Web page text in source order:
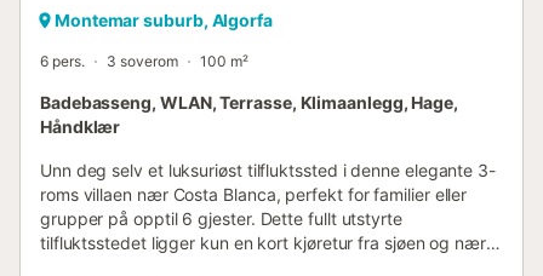
Montemar suburb, Algorfa
6 pers. 3 soverom 100 m²
Badebasseng, WLAN, Terrasse, Klimaanlegg, Hage,
Håndklær
Unn deg selv et luksuriøst tilfluktssted i denne elegante 3-
roms villaen nær Costa Blanca, perfekt for familier eller
grupper på opptil 6 gjester. Dette fullt utstyrte
tilfluktsstedet ligger kun en kort kjøretur fra sjøen og nær